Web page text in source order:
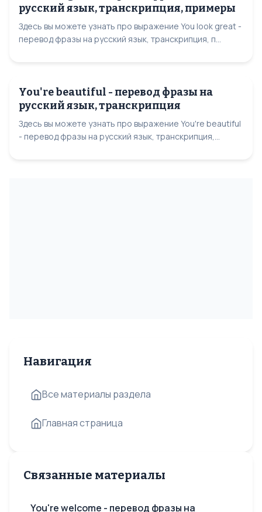
русский язык, транскрипция, примеры
Здесь вы можете узнать про выражение You look great -
перевод фразы на русский язык, транскрипция, п...
You're beautiful - перевод фразы на
русский язык, транскрипция
Здесь вы можете узнать про выражение You're beautiful
- перевод фразы на русский язык, транскрипция,...
Навигация
Все материалы раздела
Главная страница
Связанные материалы
You're welcome - перевод фразы на